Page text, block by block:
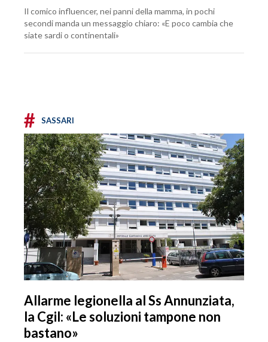
Il comico influencer, nei panni della mamma, in pochi
secondi manda un messaggio chiaro: «E poco cambia che
siate sardi o continentali»
# SASSARI
Allarme legionella al Ss Annunziata,
la Cgil: «Le soluzioni tampone non
bastano»